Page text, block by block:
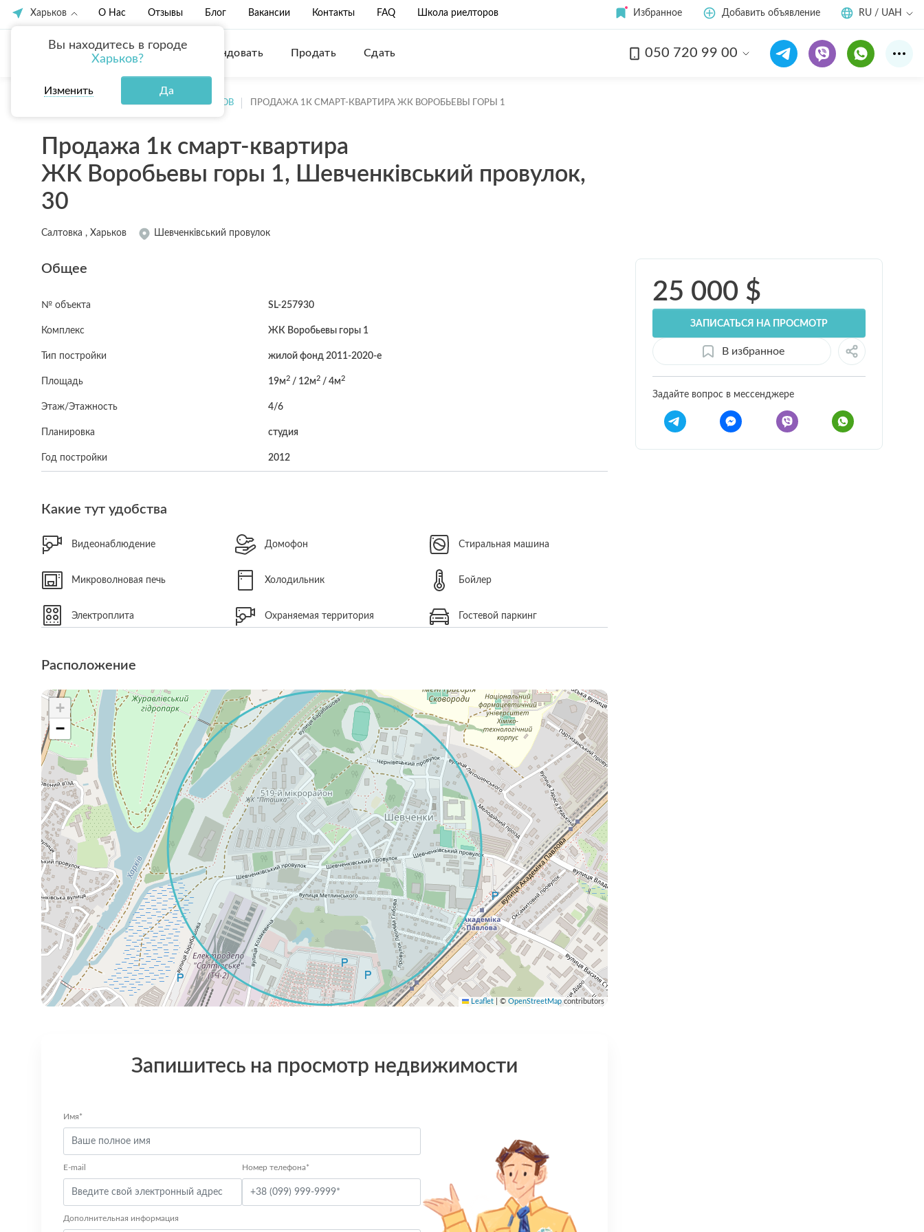
Харьков
Вы находитесь в городе
Харьков?
Изменить Да
О Нас Отзывы Блог Вакансии Контакты FAQ Школа риелторов Избранное Добавить объявление RU / UAH
Купить Арендовать Продать Сдать 050 720 99 00Смотреть все22 фото
ПРОДАЖА КВАРТИР ХАРЬКОВ ПРОДАЖА 1К СМАРТ-КВАРТИРА ЖК ВОРОБЬЕВЫ ГОРЫ 1
Продажа 1к смарт-квартира
ЖК Воробьевы горы 1, Шевченківський провулок,
30
Салтовка , Харьков Шевченківський провулок
Общее
№ объекта SL-257930
Комплекс ЖК Воробьевы горы 1
Тип постройки жилой фонд 2011-2020-е
Площадь 19м2/ 12м2/ 4м2
Этаж/Этажность 4/6
Планировка студия
Год постройки 2012
Какие тут удобства
Видеонаблюдение Домофон Стиральная машина
Микроволновая печь Холодильник Бойлер
Электроплита Охраняемая территория Гостевой паркинг
Расположение
+
−
Leaflet © OpenStreetMapcontributors
Запишитесь на просмотр недвижимости
Имя*
E-mail Номер телефона*
Дополнительная информация
25 000 $
ЗАПИСАТЬСЯ НА ПРОСМОТР
В избранное
Задайте вопрос в мессенджере